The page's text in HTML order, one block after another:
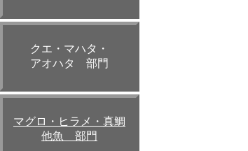
クエ・マハタ・
アオハタ 部門
マグロ・ヒラメ・真鯛
他魚 部門